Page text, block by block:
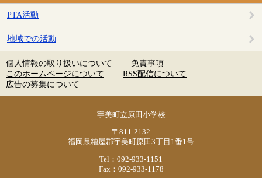
PTA活動
地域での活動
個人情報の取り扱いについて
免責事項
このホームページについて
RSS配信について
広告の募集について
宇美町立原田小学校
〒811-2132
福岡県糟屋郡宇美町原田3丁目1番1号
Tel：092-933-1151
Fax：092-933-1178